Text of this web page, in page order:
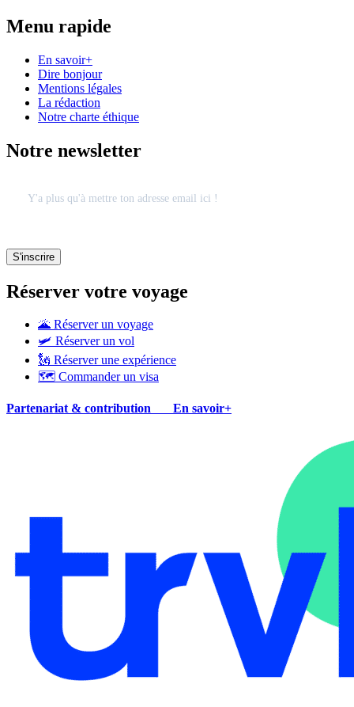
Menu rapide
En savoir+
Dire bonjour
Mentions légales
La rédaction
Notre charte éthique
Notre newsletter
Réserver votre voyage
🌋 Réserver un voyage
🛩 Réserver un vol
🗽 Réserver une expérience
🗺 Commander un visa
Partenariat & contribution En savoir+